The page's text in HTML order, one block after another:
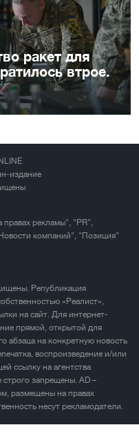
ракет для
втрое.
издание
рекламы", "PR",
компаний", "Позиция"
Републикация
«Реалист»,
на сайт. Для интернет-
прямой, открытой для
абзаца на конкретную новость
воспроизведение и/или
ссылку на агентства
запрещены. AD –
размещены на правах
несут рекламодатели.